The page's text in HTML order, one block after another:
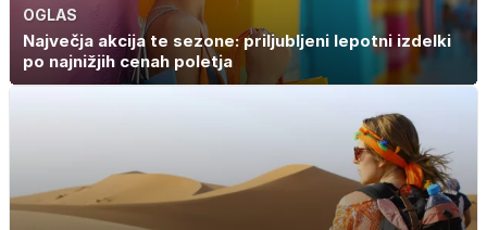
OGLAS
Največja akcija te sezone: priljubljeni lepotni izdelki
po najnižjih cenah poletja